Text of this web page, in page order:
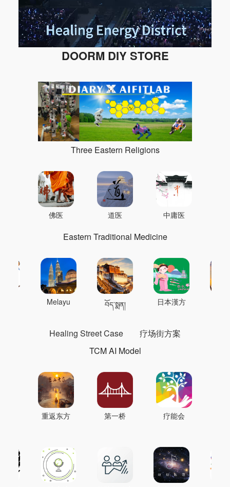
DOORM DIY STORE
Three Eastern Religions
佛医 道医 中庸医
Eastern Traditional Medicine
Melayu བོད་སྨན། 日本漢方
Healing Street Case
疗场街方案
TCM AI Model
重返东方 第一桥 疗能会